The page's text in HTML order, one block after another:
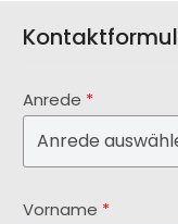
Anrede *
Vorname *